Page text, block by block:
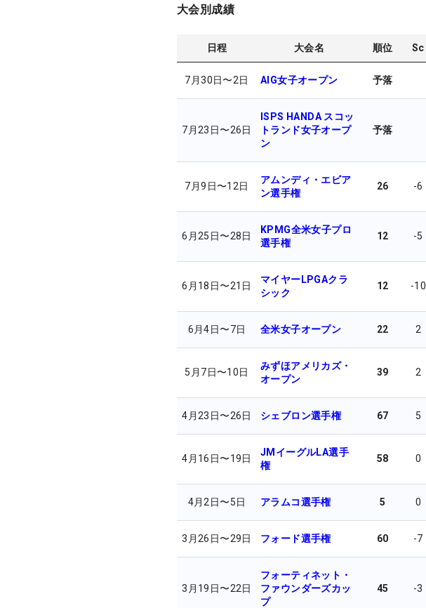
大会別成績
日程 大会名 順位 Sc
7月30日〜2日 AIG女子オープン 予落
7月23日〜26日
ISPS HANDA スコッ
トランド女子オープ
ン
予落
7月9日〜12日
アムンディ・エビア
ン選手権
26 -6
6月25日〜28日
KPMG全米女子プロ
選手権
12 -5
6月18日〜21日
マイヤーLPGAクラ
シック
12 -10
6月4日〜7日 全米女子オープン 22 2
5月7日〜10日
みずほアメリカズ・
オープン
39 2
4月23日〜26日 シェブロン選手権 67 5
4月16日〜19日
JMイーグルLA選手
権
58 0
4月2日〜5日 アラムコ選手権 5 0
3月26日〜29日 フォード選手権 60 -7
3月19日〜22日
フォーティネット・
ファウンダーズカッ
プ
45 -3